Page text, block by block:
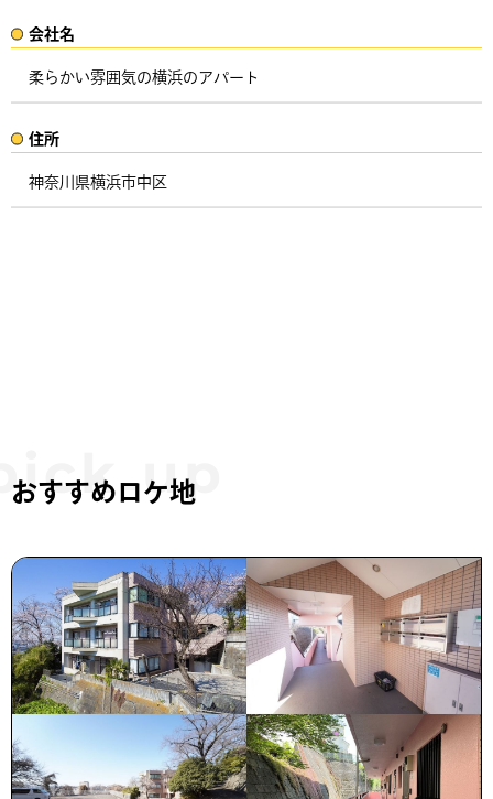
会社名​
柔らかい雰囲気の横浜のアパート
住所​​
神奈川県横浜市中区 ​
おすすめロケ地